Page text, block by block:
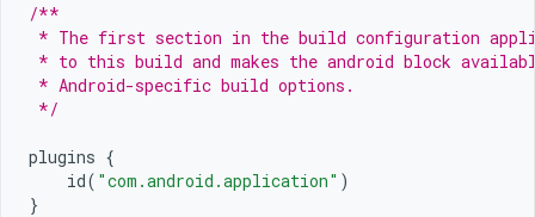
/**
* The first section in the build configuration
* to this build and makes the android block
* Android-specific build options.
*/
plugins {
id( "com.android.application" )
}